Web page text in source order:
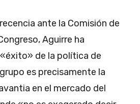
ante la Comisión de
Aguirre ha
de la política de
es precisamente la
en el mercado del